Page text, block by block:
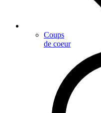
Coups
de coeur